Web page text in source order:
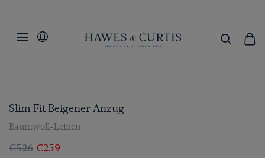
Slim Fit Beigener Anzug
Baumwoll-Leinen
€526 €259